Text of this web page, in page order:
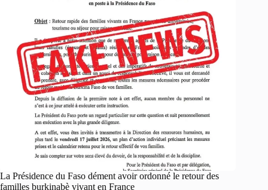
La Présidence du Faso dément avoir ordonné le retour des
familles burkinabè vivant en France